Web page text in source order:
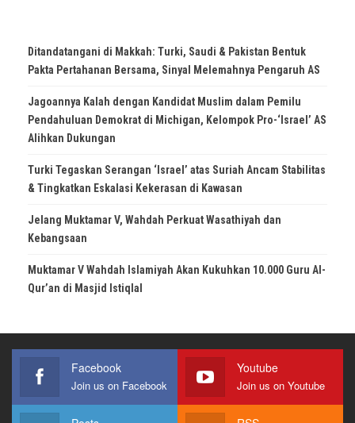
Ditandatangani di Makkah: Turki, Saudi & Pakistan Bentuk
Pakta Pertahanan Bersama, Sinyal Melemahnya Pengaruh AS
Jagoannya Kalah dengan Kandidat Muslim dalam Pemilu
Pendahuluan Demokrat di Michigan, Kelompok Pro-‘Israel’ AS
Alihkan Dukungan
Turki Tegaskan Serangan ‘Israel’ atas Suriah Ancam Stabilitas
& Tingkatkan Eskalasi Kekerasan di Kawasan
Jelang Muktamar V, Wahdah Perkuat Wasathiyah dan
Kebangsaan
Muktamar V Wahdah Islamiyah Akan Kukuhkan 10.000 Guru Al-
Qur’an di Masjid Istiqlal
Facebook
Join us on Facebook
Youtube
Join us on Youtube